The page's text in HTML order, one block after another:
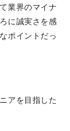
業界のマイナ
に誠実さを感
ポイントだっ
アを目指した